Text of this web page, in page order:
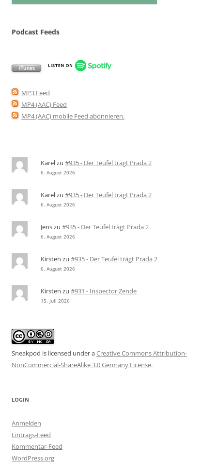
Podcast Feeds
MP3 Feed
MP4 (AAC) Feed
MP4 (AAC) mobile Feed abonnieren.
Karelzu #935 - Der Teufel trägt Prada 2
6. August 2026
Karelzu #935 - Der Teufel trägt Prada 2
6. August 2026
Jenszu #935 - Der Teufel trägt Prada 2
6. August 2026
Kirsten zu #935 - Der Teufel trägt Prada 2
6. August 2026
Kirsten zu #931 - Inspector Zende
15. Juli 2026
Sneakpod is licensed under aCreative Commons Attribution-
NonCommercial-ShareAlike 3.0 Germany License.
LOGIN
Anmelden
Eintrags-Feed
Kommentar-Feed
WordPress.org